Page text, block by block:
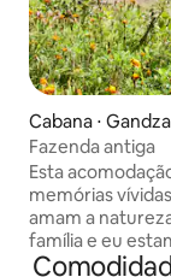
Cabana ⋅
Fazenda antiga
Esta
memórias
amam a
família e eu
todos os